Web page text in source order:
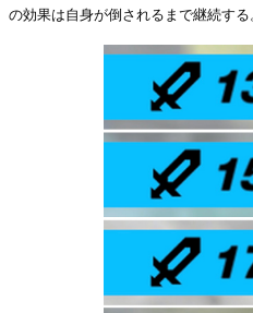
の効果は自身が倒されるまで継続する